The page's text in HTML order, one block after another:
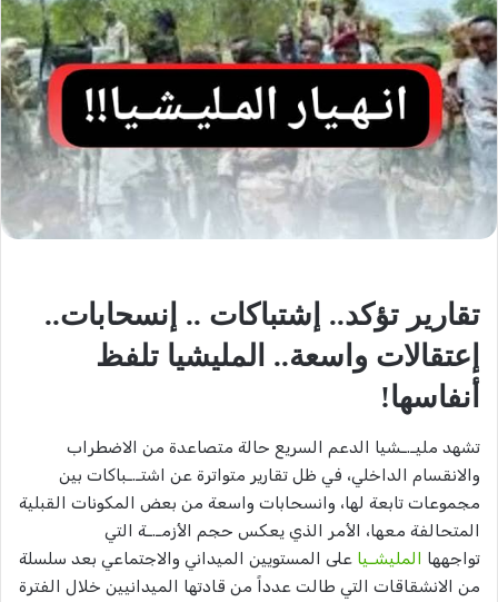
تقارير تؤكد.. إشتباكات .. إنسحابات..
إعتقالات واسعة.. المليشيا تلفظ
أنفاسها!
تشهد مليـ.ـشيا الدعم السريع حالة متصاعدة من الاضطراب
والانقسام الداخلي، في ظل تقارير متواترة عن اشتـ.ـباكات بين
مجموعات تابعة لها، وانسحابات واسعة من بعض المكونات القبلية
المتحالفة معها، الأمر الذي يعكس حجم الأزمـ.ـة التي
تواجهها المليشـيا على المستويين الميداني والاجتماعي بعد سلسلة
من الانشقاقات التي طالت عدداً من قادتها الميدانيين خلال الفترة